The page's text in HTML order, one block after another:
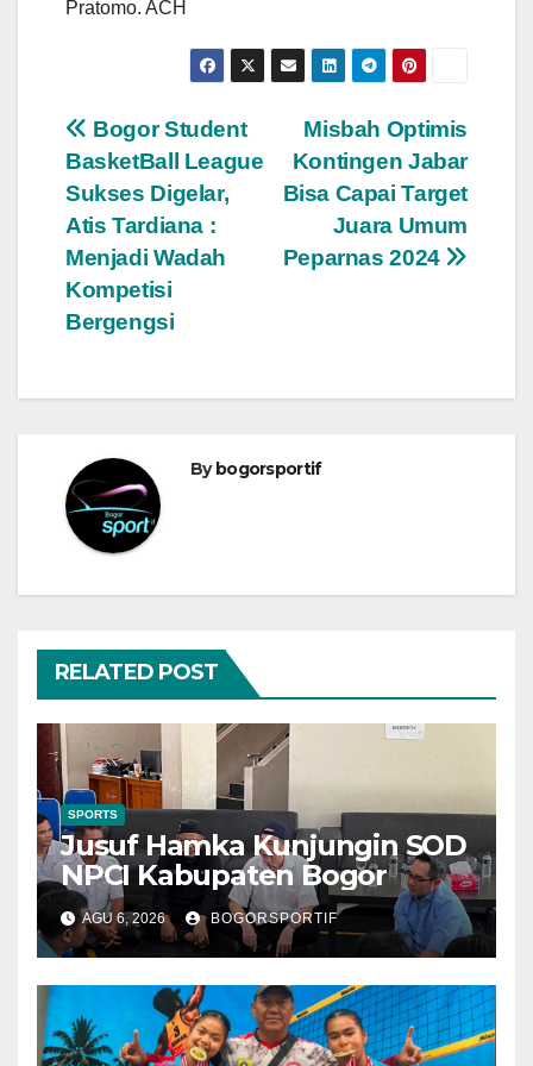
Pratomo. ACH
Navigasi
pos
Misbah Optimis
Kontingen Jabar
Bisa Capai Target
Juara Umum
Peparnas 2024
Bogor Student
BasketBall League
Sukses Digelar,
Atis Tardiana :
Menjadi Wadah
Kompetisi
Bergengsi
Bybogorsportif
RELATED POST
SPORTS
Jusuf Hamka Kunjungin SOD
NPCI Kabupaten Bogor
AGU 6, 2026 BOGORSPORTIF